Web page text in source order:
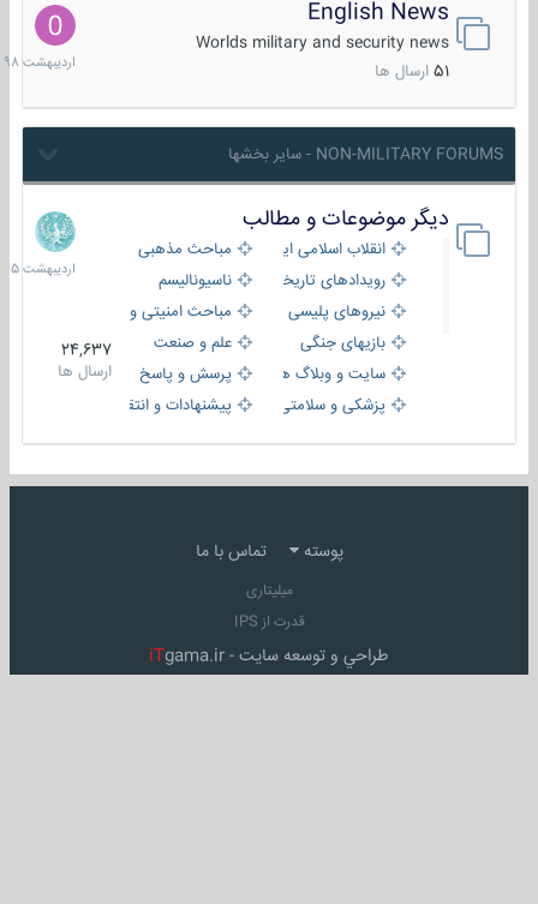
English News
Worlds military and security news
51 ارسال ها
10
1398
NON-MILITARY FORUMS - سایر بخشها
دیگر موضوعات و مطالب
انقلاب اسلامی ایران
مباحث مذهبی
رویدادهای تاریخی و مذهبیناسیونالیسم
نیروهای پلیسی
مباحث امنیتی و اطلاعاتی
بازیهای جنگی
علم و صنعت
سایت و وبلاگ ها
پرسش و پاسخ
پزشکی و سلامتی
پیشنهادات و انتقادات
24,637
ارسال ها
8
1405
پوسته تماس با ما
میلیتاری
قدرت از IPS
طراحي و توسعه سايت - iTgama.ir